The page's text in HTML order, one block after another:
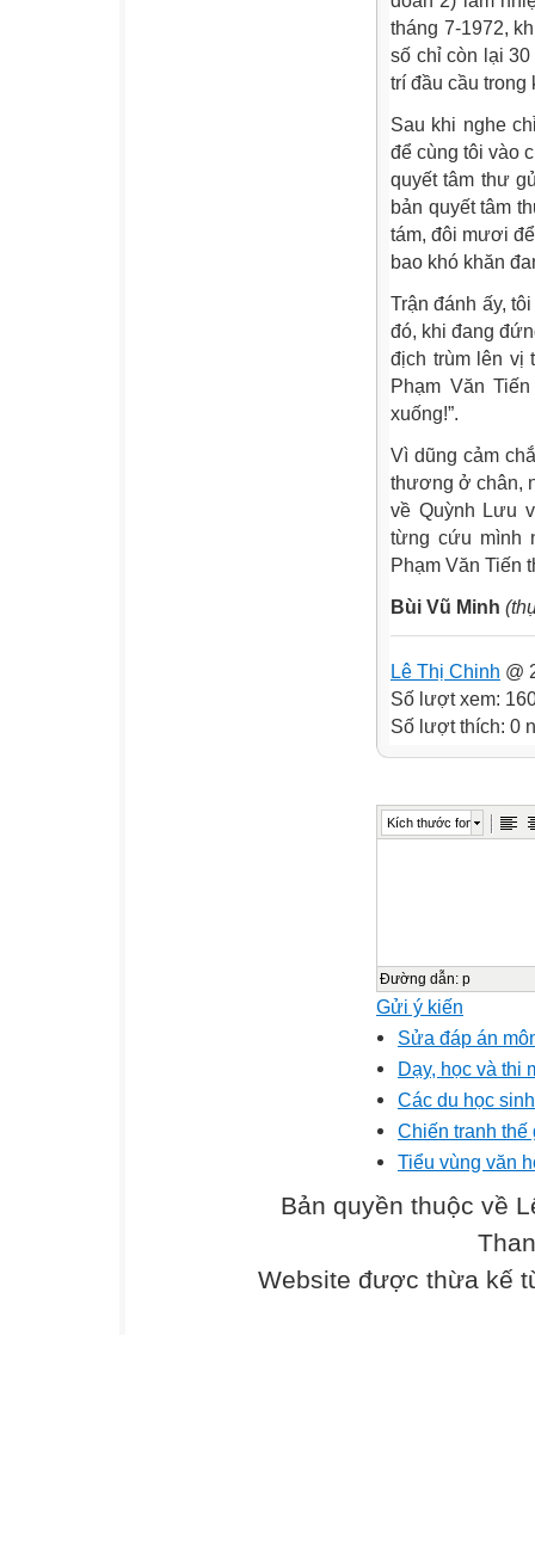
tháng 7-1972,
số chỉ còn lại
trí đầu cầu trong
Sau khi nghe
để cùng tôi vào
quyết tâm thư
bản quyết tâm
tám, đôi mươi
bao khó khăn
Trận đánh ấy,
đó, khi đang
địch trùm lên vị
Phạm Văn
xuống!”.
Vì dũng cảm
thương ở chân,
về Quỳnh Lưu
từng cứu mình
Phạm Văn Tiến
Bùi Vũ Minh
Lê Thị Chinh @
Số lượt xem:
Số lượt thích: 0
Kích thước font
Đường dẫn: p
Gửi ý kiến
Sửa đáp án
Dạy, học và thi
Các du học
Chiến tranh
Tiểu vùng văn
Bản quyền thuộc về
Website được thừa kế